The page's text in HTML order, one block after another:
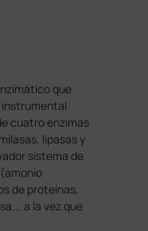
que
instrumental
cuatro enzimas
lipasas y
sistema de
de proteínas,
a la vez que